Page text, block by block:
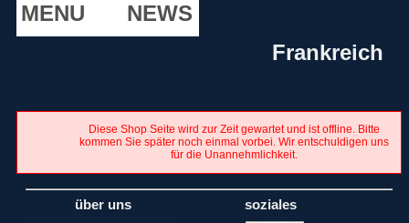
MENU
NEWS
Frankreich
Diese Shop Seite wird zur Zeit gewartet und ist offline. Bitte
kommen Sie später noch einmal vorbei. Wir entschuldigen uns
für die Unannehmlichkeit.
über uns soziales